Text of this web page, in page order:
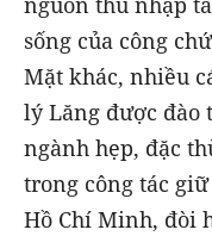
sống của công
Mặt khác, nhiều
lý Lăng được đào
ngành hẹp, đặc
trong công tác
Hồ Chí Minh, đòi